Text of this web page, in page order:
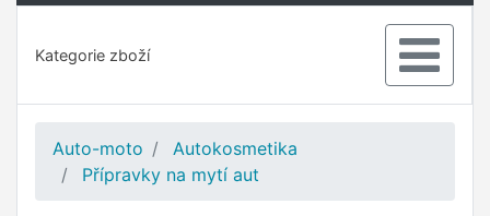
Kategorie zboží
Auto-moto
Autokosmetika
Přípravky na mytí aut